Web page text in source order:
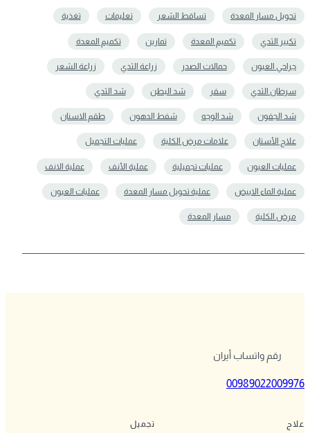
تحويل مسار المعدة تساقط الشعر تعلیمات تغذية
تكبير الثدي تكميم المعدة تمارين تکمیم المعدة
جراحي العيون حمالات الصدر زراعة الثدي زراعة الشعر
سرطان الثدي سفر شد البطن شد الثدي
شد الجفون شد الوجه شفط الدهون طقم الاسنان
علاج الأسنان علامات مرض الكلية عمليات التجميل
عمليات العيون عمليات تجميلية عملية الأنف عملية الانف
عملية الماء الابيض عملية تحويل مسار المعدة عملیات العیون
مرض الكلية مسار المعدة
رقم واتساب أيران
00989022009976
علاج تجميل